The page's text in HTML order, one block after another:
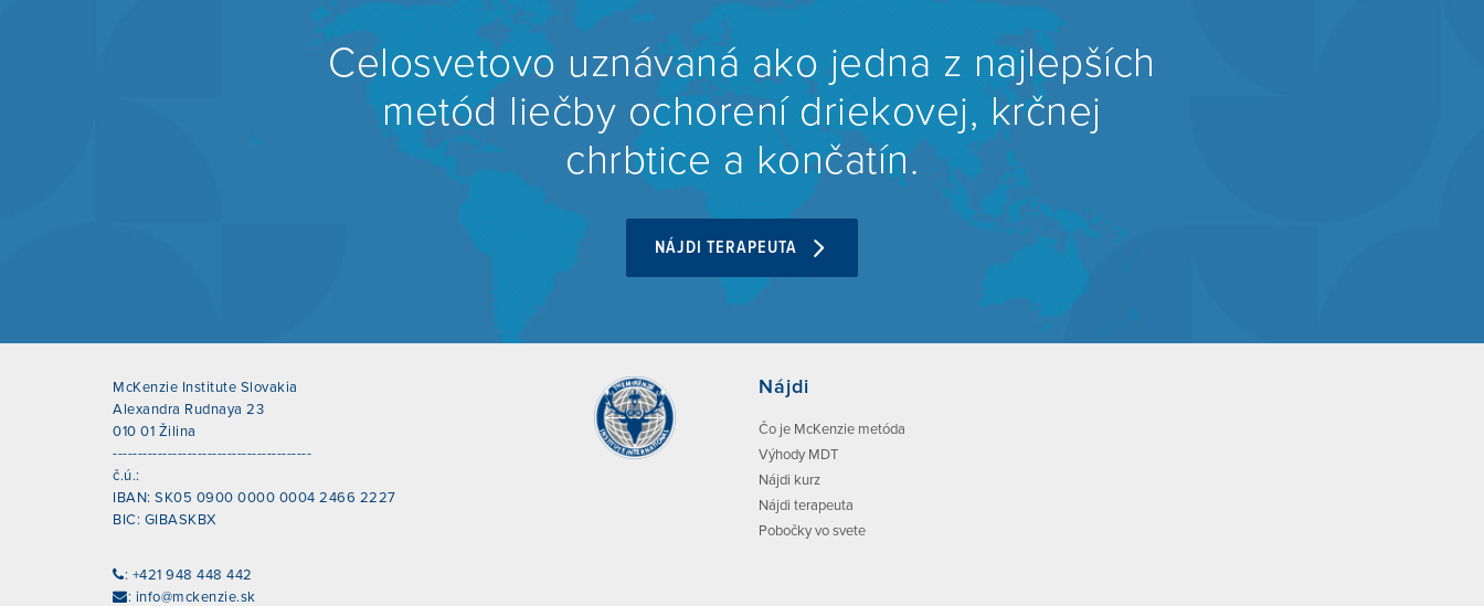
Celosvetovo uznávaná ako jedna z najlepších
metód liečby ochorení driekovej, krčnej
chrbtice a končatín.
NÁJDI TERAPEUTA
McKenzie Institute Slovakia
Alexandra Rudnaya 23
010 01 Žilina
----------------------------------------
č.ú.:
IBAN: SK05 0900 0000 0004 2466 2227
BIC: GIBASKBX
: +421 948 448 442
: info@mckenzie.sk
Nájdi
Čo je McKenzie metóda
Výhody MDT
Nájdi kurz
Nájdi terapeuta
Pobočky vo svete